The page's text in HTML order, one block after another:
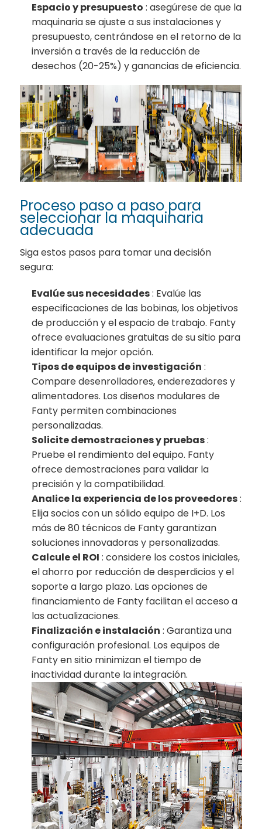
Espacio y presupuesto : asegúrese de que la
maquinaria se ajuste a sus instalaciones y
presupuesto, centrándose en el retorno de la
inversión a través de la reducción de
desechos (20-25%) y ganancias de eficiencia.
Proceso paso a paso para
seleccionar la maquinaria
adecuada
Siga estos pasos para tomar una decisión
segura:
Evalúe sus necesidades: Evalúe las
especificaciones de las bobinas, los objetivos
de producción y el espacio de trabajo. Fanty
ofrece evaluaciones gratuitas de su sitio para
identificar la mejor opción.
Tipos de equipos de investigación :
Compare desenrolladores, enderezadores y
alimentadores. Los diseños modulares de
Fanty permiten combinaciones
personalizadas.
Solicite demostraciones y pruebas:
Pruebe el rendimiento del equipo. Fanty
ofrece demostraciones para validar la
precisión y la compatibilidad.
Analice la experiencia de los proveedores:
Elija socios con un sólido equipo de I+D. Los
más de 80 técnicos de Fanty garantizan
soluciones innovadoras y personalizadas.
Calcule el ROI : considere los costos iniciales,
el ahorro por reducción de desperdicios y el
soporte a largo plazo. Las opciones de
financiamiento de Fanty facilitan el acceso a
las actualizaciones.
Finalización e instalación : Garantiza una
configuración profesional. Los equipos de
Fanty en sitio minimizan el tiempo de
inactividad durante la integración.